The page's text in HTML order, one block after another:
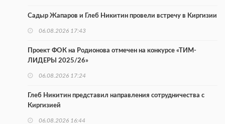
Садыр Жапаров и Глеб Никитин провели встречу в Киргизии
06.08.2026 17:43
Проект ФОК на Родионова отмечен на конкурсе «ТИМ-
ЛИДЕРЫ 2025/26»
06.08.2026 17:24
Глеб Никитин представил направления сотрудничества с
Киргизией
06.08.2026 16:44